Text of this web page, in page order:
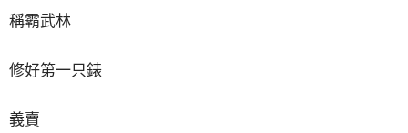
稱霸武林
修好第一只錶
義賣